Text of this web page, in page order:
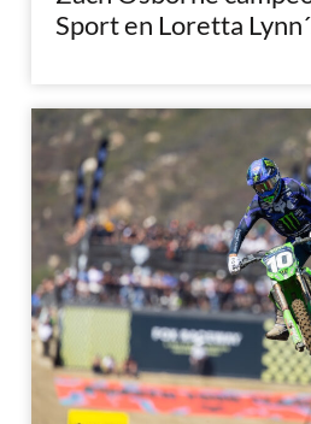
Sport en Loretta